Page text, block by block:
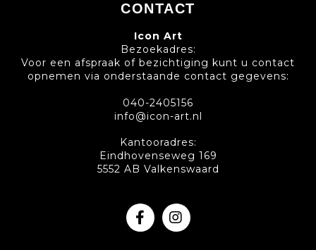
CONTACT
Icon Art
Bezoekadres:
Voor een afspraak of bezichtiging kunt u contact
opnemen via onderstaande contact gegevens:
040-2405156
info@icon-art.nl
Kantooradres:
Eindhovenseweg 169
5552 AB Valkenswaard